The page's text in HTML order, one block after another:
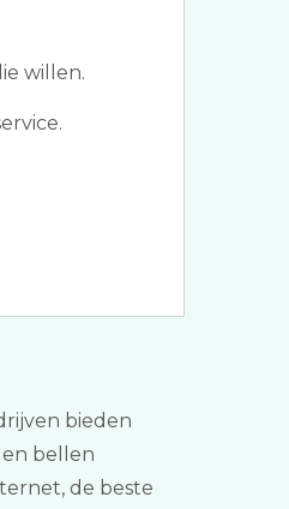
willen.
bieden
bellen
de beste